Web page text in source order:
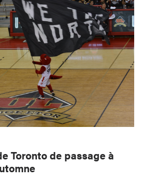
Toronto de passage à